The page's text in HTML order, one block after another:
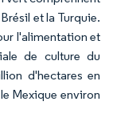
et la Turquie.
l'alimentation et
de culture du
d'hectares en
Mexique environ